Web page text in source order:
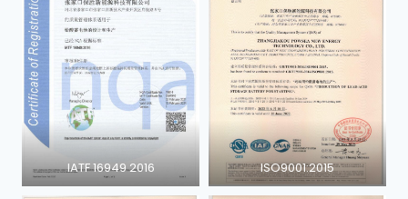
IATF 16949 2016 ISO9001:2015